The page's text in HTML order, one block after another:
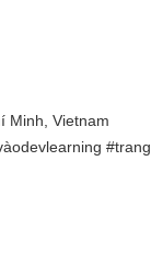
Minh, Vietnam
#trang